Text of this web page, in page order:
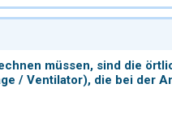
müssen, sind die
/ Ventilator), die bei der